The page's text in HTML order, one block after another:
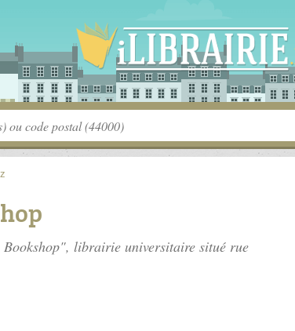
Bookshop", librairie universitaire situé rue